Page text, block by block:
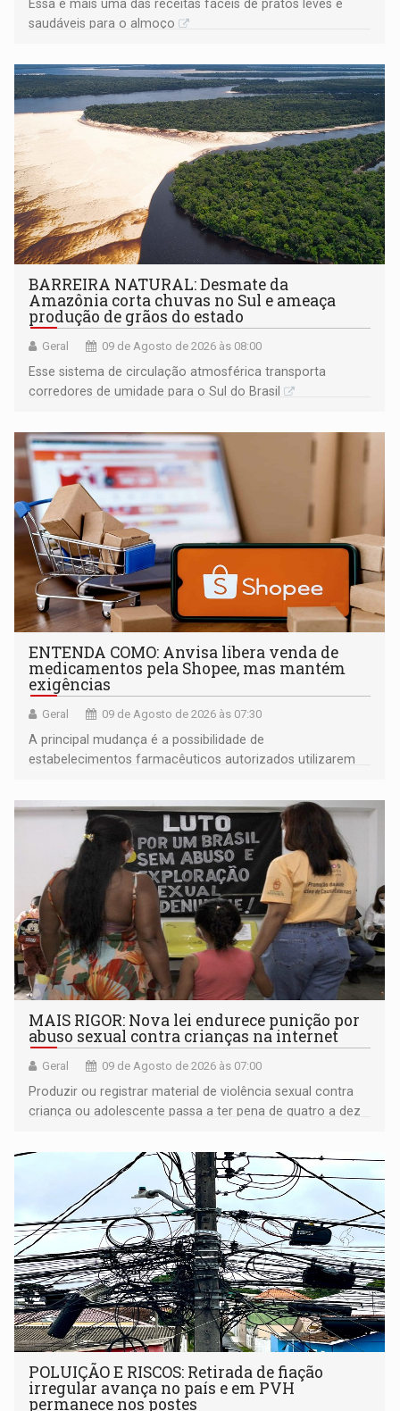
Essa é mais uma das receitas fáceis de pratos leves e
saudáveis para o almoço
BARREIRA NATURAL: Desmate da
Amazônia corta chuvas no Sul e ameaça
produção de grãos do estado
Geral 09 de Agosto de 2026 às 08:00
Esse sistema de circulação atmosférica transporta
corredores de umidade para o Sul do Brasil
ENTENDA COMO: Anvisa libera venda de
medicamentos pela Shopee, mas mantém
exigências
Geral 09 de Agosto de 2026 às 07:30
A principal mudança é a possibilidade de
estabelecimentos farmacêuticos autorizados utilizarem
MAIS RIGOR: Nova lei endurece punição por
abuso sexual contra crianças na internet
Geral 09 de Agosto de 2026 às 07:00
Produzir ou registrar material de violência sexual contra
criança ou adolescente passa a ter pena de quatro a dez
POLUIÇÃO E RISCOS: Retirada de fiação
irregular avança no país e em PVH
permanece nos postes